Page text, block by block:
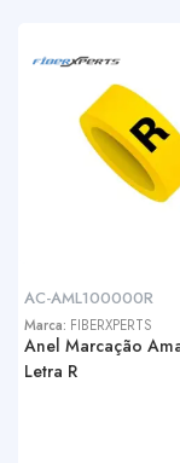
AC-AML100000R
Marca: FIBERXPERTS
Anel Marcação
Letra R